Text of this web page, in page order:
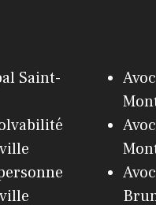
Saint-